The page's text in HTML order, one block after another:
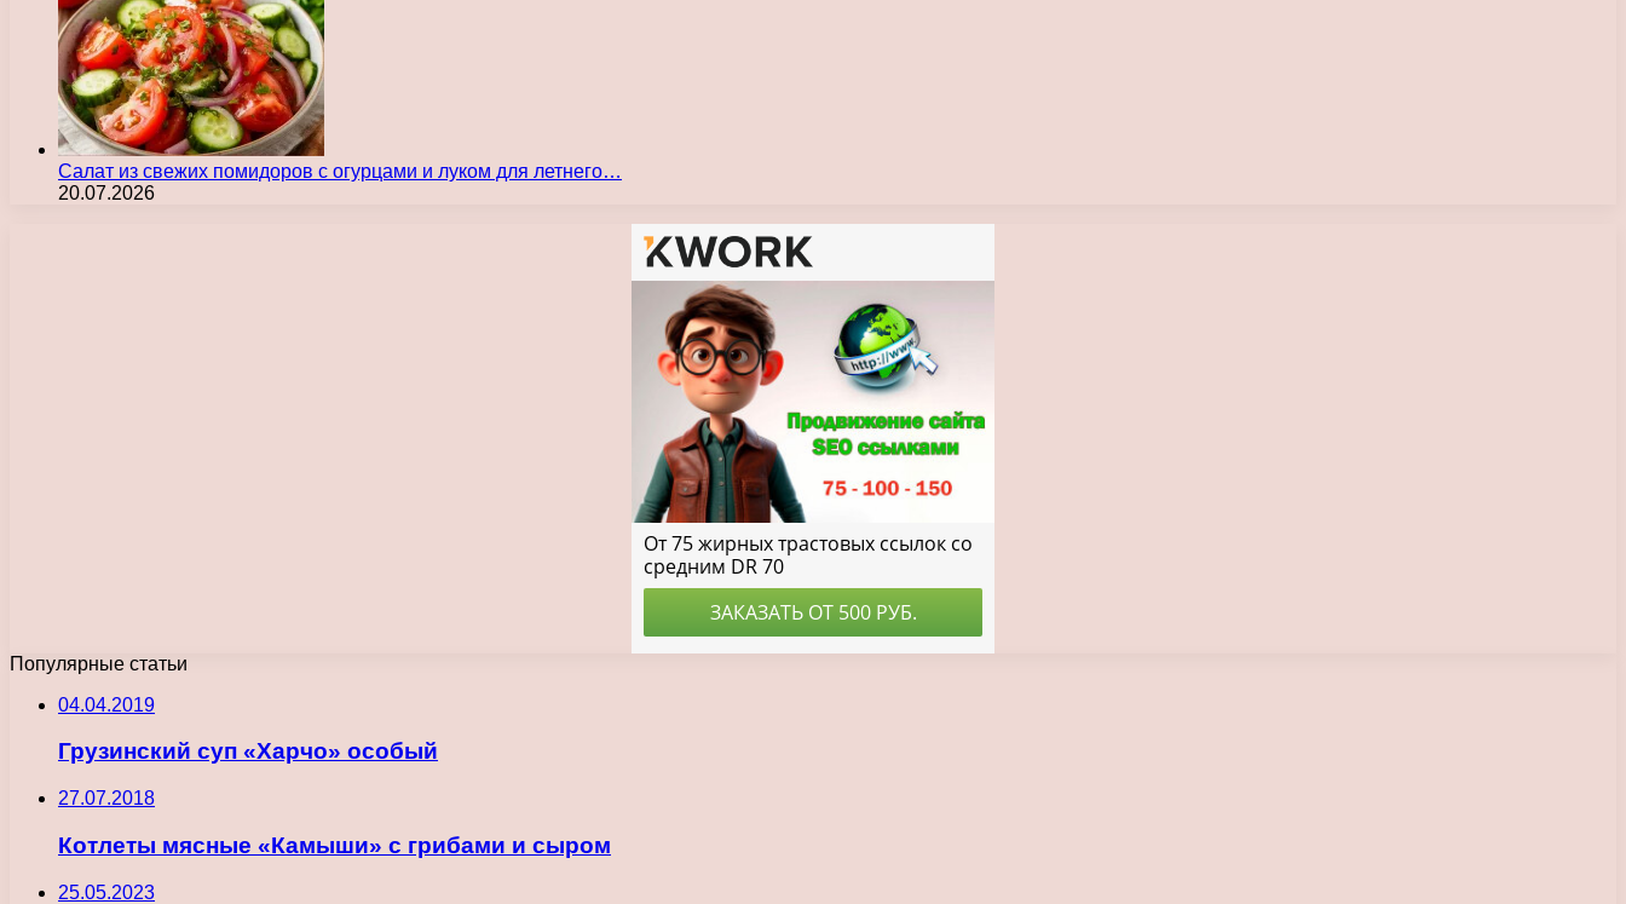
Салат из свежих помидоров с огурцами и луком для летнего…
20.07.2026
Популярные статьи
04.04.2019
Грузинский суп «Харчо» особый
27.07.2018
Котлеты мясные «Камыши» с грибами и сыром
25.05.2023